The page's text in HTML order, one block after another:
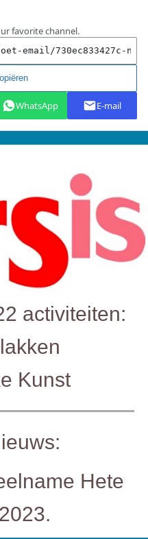
activiteiten:
Kunst
Hete